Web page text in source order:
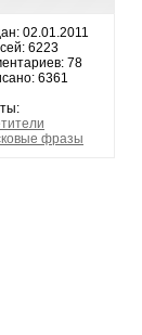
02.01.2011
6223
78
6361
фразы